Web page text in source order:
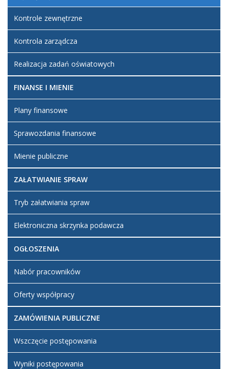
Kontrole zewnętrzne
Kontrola zarządcza
Realizacja zadań oświatowych
FINANSE I MIENIE
Plany finansowe
Sprawozdania finansowe
Mienie publiczne
ZAŁATWIANIE SPRAW
Tryb załatwiania spraw
Elektroniczna skrzynka podawcza
OGŁOSZENIA
Nabór pracowników
Oferty współpracy
ZAMÓWIENIA PUBLICZNE
Wszczęcie postępowania
Wyniki postępowania